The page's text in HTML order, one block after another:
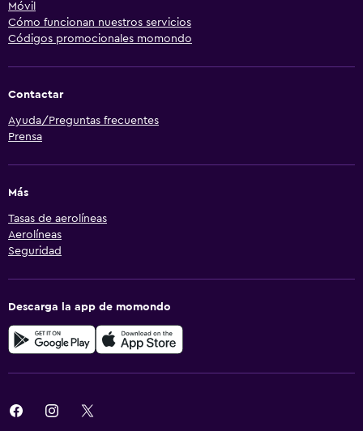
Móvil
Cómo funcionan nuestros servicios
Códigos promocionales momondo
Contactar
Ayuda/Preguntas frecuentes
Prensa
Más
Tasas de aerolíneas
Aerolíneas
Seguridad
Descarga la app de momondo